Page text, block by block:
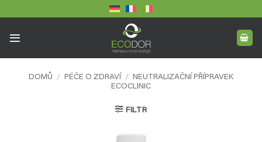
na
DOMŮ / PÉČE O ZDRAVÍ / NEUTRALIZAČNÍ PŘÍPRAVEK
ECOCLINIC
FILTR